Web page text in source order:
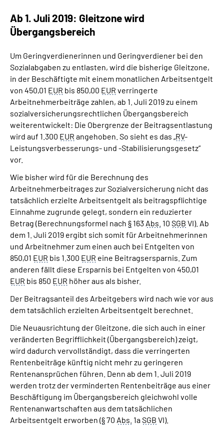
Ab 1. Juli 2019: Gleitzone wird
Übergangsbereich
Um Geringverdienerinnen und Geringverdiener bei den
Sozialabgaben zu entlasten, wird die bisherige Gleitzone,
in der Beschäftigte mit einem monatlichen Arbeitsentgelt
von 450,01 EUR bis 850,00 EUR verringerte
Arbeitnehmerbeiträge zahlen, ab 1. Juli 2019 zu einem
sozialversicherungsrechtlichen Übergangsbereich
weiterentwickelt: Die Obergrenze der Beitragsentlastung
wird auf 1.300 EUR angehoben. So sieht es das „RV-
Leistungsverbesserungs- und -Stabilisierungsgesetz“
vor.
Wie bisher wird für die Berechnung des
Arbeitnehmerbeitrages zur Sozialversicherung nicht das
tatsächlich erzielte Arbeitsentgelt als beitragspflichtige
Einnahme zugrunde gelegt, sondern ein reduzierter
Betrag (Berechnungsformel nach § 163 Abs. 10 SGB VI). Ab
dem 1. Juli 2019 ergibt sich somit für Arbeitnehmerinnen
und Arbeitnehmer zum einen auch bei Entgelten von
850,01 EUR bis 1.300 EUR eine Beitragsersparnis. Zum
anderen fällt diese Ersparnis bei Entgelten von 450,01
EUR bis 850 EUR höher aus als bisher.
Der Beitragsanteil des Arbeitgebers wird nach wie vor aus
dem tatsächlich erzielten Arbeitsentgelt berechnet.
Die Neuausrichtung der Gleitzone, die sich auch in einer
veränderten Begrifflichkeit (Übergangsbereich) zeigt,
wird dadurch vervollständigt, dass die verringerten
Rentenbeiträge künftig nicht mehr zu geringeren
Rentenansprüchen führen. Denn ab dem 1. Juli 2019
werden trotz der verminderten Rentenbeiträge aus einer
Beschäftigung im Übergangsbereich gleichwohl volle
Rentenanwartschaften aus dem tatsächlichen
Arbeitsentgelt erworben (§70 Abs. 1aSGB VI).